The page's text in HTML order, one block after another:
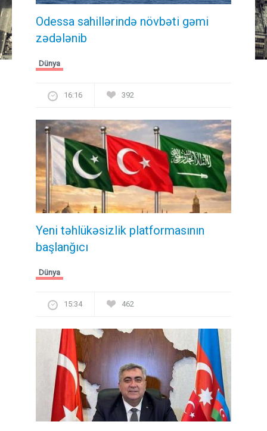
Odessa sahillərində növbəti gəmi
zədələnib
Dünya
16:16 392
Yeni təhlükəsizlik platformasının
başlanğıcı
Dünya
15:34 462